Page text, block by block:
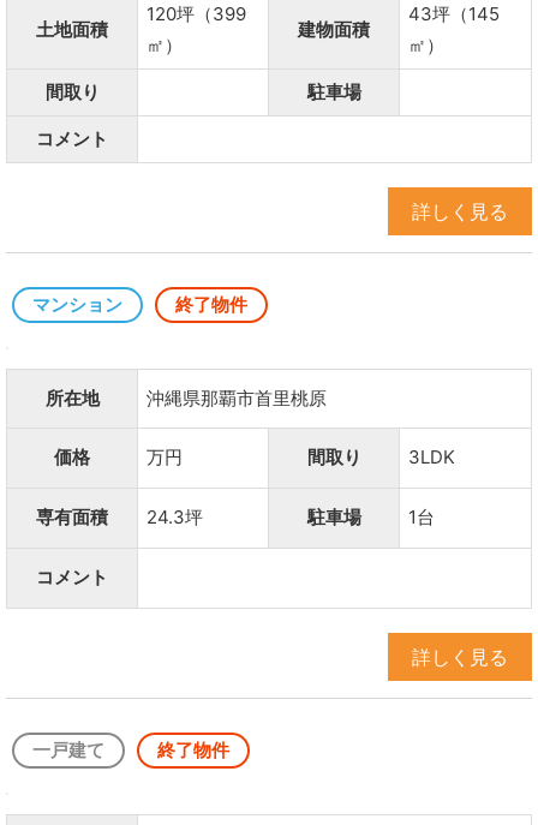
土地面積
120坪（399
㎡）
建物面積
43坪（145
㎡）
間取り 駐車場
コメント
詳しく見る
マンション 終了物件
所在地 沖縄県那覇市首里桃原
価格 万円 間取り 3LDK
専有面積 24.3坪 駐車場 1台
コメント
詳しく見る
一戸建て 終了物件